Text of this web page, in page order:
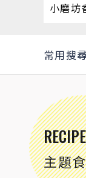
常用搜
主題